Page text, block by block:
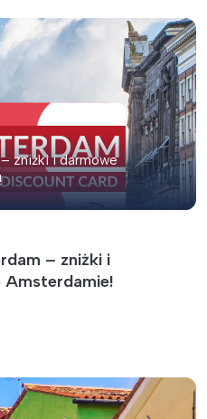
zniżki i darmowe
– zniżki i
Amsterdamie!